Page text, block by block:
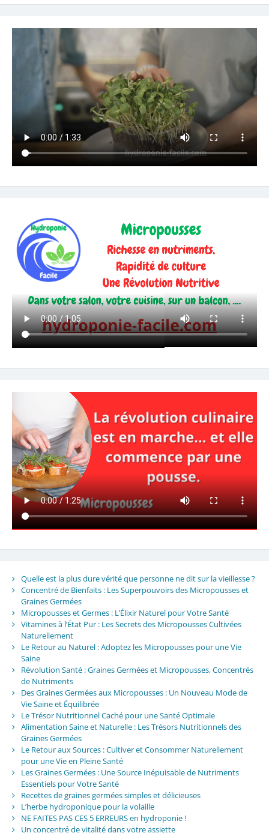
Quelle est la plus dure vérité que personne ne dit sur la vieillesse ?
Concentré de Bienfaits : Les Superpouvoirs des Micropousses et
Graines Germées
Micropousses et Germes : L’Élixir Naturel pour Votre Santé
Vitamines à l’État Pur : Les Secrets des Micropousses Cultivées
Naturellement
Le Retour au Naturel : Adoptez les Micropousses pour une Vie
Saine
Révolution Santé : Graines Germées et Micropousses, Concentrés
de Nutriments
Des Graines Germées aux Micropousses : Un Nouveau Mode de
Vie Saine et Équilibrée
Le Trésor Nutritionnel Caché pour une Santé Optimale
Alimentation Saine et Naturelle : Les Trésors Nutritionnels des
Graines Germées
Le Retour aux Sources : Cultiver et Consommer Naturellement
pour une Vie en Pleine Santé
Les Graines Germées : Une Source Inépuisable de Nutriments
Essentiels pour Votre Santé
Recettes de graines germées simples et délicieuses
L’herbe hydroponique pour la volaille
NE FAITES PAS CES 5 ERREURS en hydroponie !
Un concentré de vitalité dans votre assiette